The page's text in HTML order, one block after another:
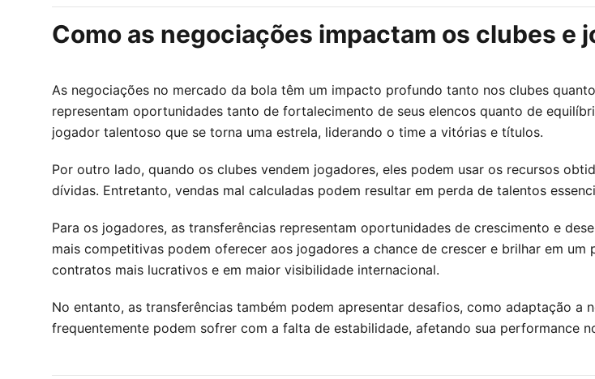
Como as negociações impactam os clubes e
As negociações no mercado da bola têm um impacto profundo tanto nos clubes
representam oportunidades tanto de fortalecimento de seus elencos quanto de
jogador talentoso que se torna uma estrela, liderando o time a vitórias e títulos.
Por outro lado, quando os clubes vendem jogadores, eles podem usar os recursos
dívidas. Entretanto, vendas mal calculadas podem resultar em perda de talentos
Para os jogadores, as transferências representam oportunidades de crescimento e
mais competitivas podem oferecer aos jogadores a chance de crescer e brilhar em
contratos mais lucrativos e em maior visibilidade internacional.
No entanto, as transferências também podem apresentar desafios, como adaptação a
frequentemente podem sofrer com a falta de estabilidade, afetando sua performance